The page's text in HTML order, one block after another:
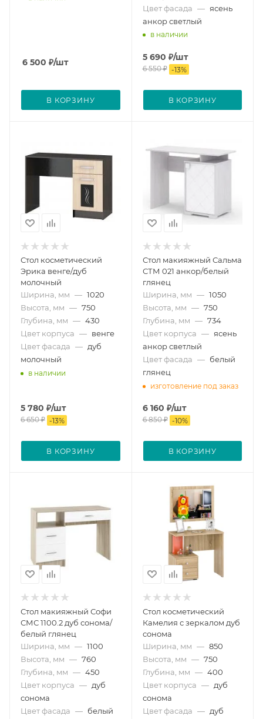
6 500 ₽/шт
В КОРЗИНУ
Цвет фасада — ясень
анкор светлый
в наличии
5 690 ₽/шт
6 550₽ -13%
В КОРЗИНУ
Стол косметический
Эрика венге/дуб
молочный
Ширина, мм — 1020
Высота, мм — 750
Глубина, мм — 430
Цвет корпуса — венге
Цвет фасада — дуб
молочный
в наличии
5 780 ₽/шт
6 650₽ -13%
В КОРЗИНУ
Стол макияжный Сальма
СТМ 021 анкор/белый
глянец
Ширина, мм — 1050
Высота, мм — 750
Глубина, мм — 734
Цвет корпуса — ясень
анкор светлый
Цвет фасада — белый
глянец
изготовление под заказ
6 160 ₽/шт
6 850₽ -10%
В КОРЗИНУ
Стол макияжный Софи
СМС 1100.2 дуб сонома/
белый глянец
Ширина, мм — 1100
Высота, мм — 760
Глубина, мм — 450
Цвет корпуса — дуб
сонома
Цвет фасада — белый
Стол косметический
Камелия с зеркалом дуб
сонома
Ширина, мм — 850
Высота, мм — 750
Глубина, мм — 400
Цвет корпуса — дуб
сонома
Цвет фасада — дуб